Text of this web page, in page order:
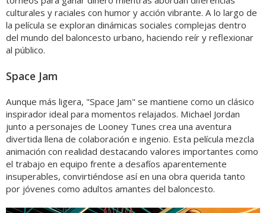
culturales y raciales con humor y acción vibrante. A lo largo de
la película se exploran dinámicas sociales complejas dentro
del mundo del baloncesto urbano, haciendo reír y reflexionar
al público.
Space Jam
Aunque más ligera, "Space Jam" se mantiene como un clásico
inspirador ideal para momentos relajados. Michael Jordan
junto a personajes de Looney Tunes crea una aventura
divertida llena de colaboración e ingenio. Esta película mezcla
animación con realidad destacando valores importantes como
el trabajo en equipo frente a desafíos aparentemente
insuperables, convirtiéndose así en una obra querida tanto
por jóvenes como adultos amantes del baloncesto.